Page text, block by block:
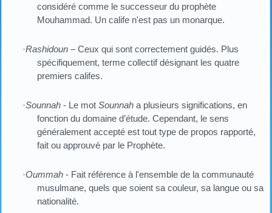
considéré comme le successeur du prophète
Mouhammad. Un calife n'est pas un monarque.
·Rashidoun – Ceux qui sont correctement guidés. Plus
spécifiquement, terme collectif désignant les quatre
premiers califes.
·Sounnah - Le mot Sounnah a plusieurs significations, en
fonction du domaine d’étude. Cependant, le sens
généralement accepté est tout type de propos rapporté,
fait ou approuvé par le Prophète.
·Oummah - Fait référence à l'ensemble de la communauté
musulmane, quels que soient sa couleur, sa langue ou sa
nationalité.